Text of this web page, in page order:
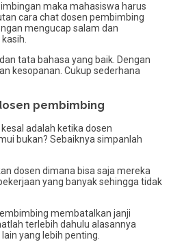
maka mahasiswa harus
cara chat dosen pembimbing
mengucap salam dan
tata bahasa yang baik. Dengan
kesopanan. Cukup sederhana
pembimbing
adalah ketika dosen
bukan? Sebaiknya simpanlah
dosen dimana bisa saja mereka
yang banyak sehingga tidak
membatalkan janji
terlebih dahulu alasannya
yang lebih penting.